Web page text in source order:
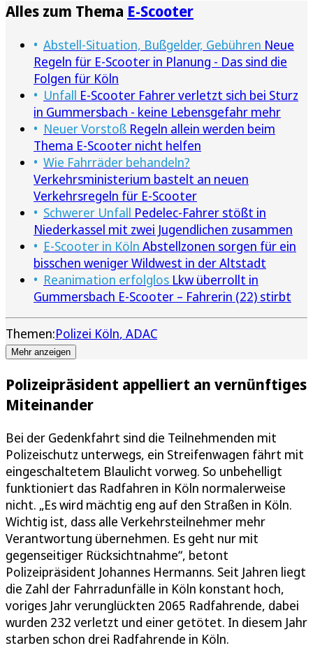
Alles zum Thema E-Scooter
Abstell-Situation, Bußgelder, Gebühren Neue
Regeln für E-Scooter in Planung - Das sind die
Folgen für Köln
Unfall E-Scooter Fahrer verletzt sich bei Sturz
in Gummersbach - keine Lebensgefahr mehr
Neuer Vorstoß Regeln allein werden beim
Thema E-Scooter nicht helfen
Wie Fahrräder behandeln?
Verkehrsministerium bastelt an neuen
Verkehrsregeln für E-Scooter
Schwerer Unfall Pedelec-Fahrer stößt in
Niederkassel mit zwei Jugendlichen zusammen
E-Scooter in Köln Abstellzonen sorgen für ein
bisschen weniger Wildwest in der Altstadt
Reanimation erfolglos Lkw überrollt in
Gummersbach E-Scooter – Fahrerin (22) stirbt
Themen:Polizei Köln ADAC
Mehr anzeigen
Polizeipräsident appelliert an vernünftiges
Miteinander
Bei der Gedenkfahrt sind die Teilnehmenden mit
Polizeischutz unterwegs, ein Streifenwagen fährt mit
eingeschaltetem Blaulicht vorweg. So unbehelligt
funktioniert das Radfahren in Köln normalerweise
nicht. „Es wird mächtig eng auf den Straßen in Köln.
Wichtig ist, dass alle Verkehrsteilnehmer mehr
Verantwortung übernehmen. Es geht nur mit
gegenseitiger Rücksichtnahme“, betont
Polizeipräsident Johannes Hermanns. Seit Jahren liegt
die Zahl der Fahrradunfälle in Köln konstant hoch,
voriges Jahr verunglückten 2065 Radfahrende, dabei
wurden 232 verletzt und einer getötet. In diesem Jahr
starben schon drei Radfahrende in Köln.